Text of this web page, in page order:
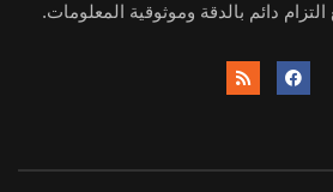
التزام دائم بالدقة وموثوقية المعلومات.